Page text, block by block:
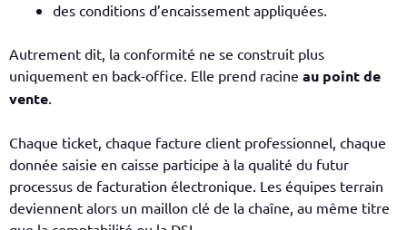
des conditions d’encaissement appliquées.
Autrement dit, la conformité ne se construit plus
uniquement en back-office. Elle prend racine au point de
vente.
Chaque ticket, chaque facture client professionnel, chaque
donnée saisie en caisse participe à la qualité du futur
processus de facturation électronique. Les équipes terrain
deviennent alors un maillon clé de la chaîne, au même titre